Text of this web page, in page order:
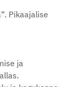
Pikaajalise
ja